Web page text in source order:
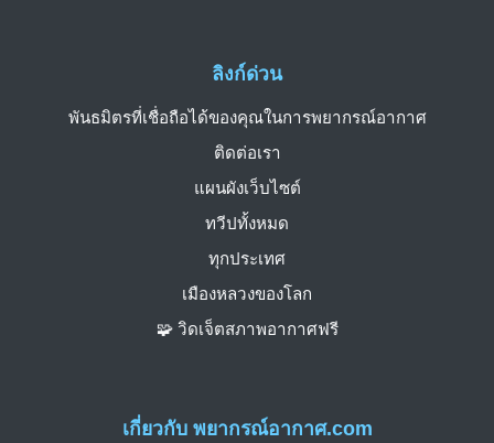
เกี่ยวกับ พยากรณ์อากาศ.com
ลิงก์ด่วน
พันธมิตรที่เชื่อถือได้ของคุณในการพยากรณ์อากาศ
ติดต่อเรา
แผนผังเว็บไซต์
ทวีปทั้งหมด
ทุกประเทศ
เมืองหลวงของโลก
🧩 วิดเจ็ตสภาพอากาศฟรี